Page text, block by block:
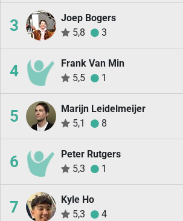
3
Joep Bogers
5,8
3
4
Frank Van Min
5,5
1
5
Marijn Leidelmeijer
5,1
8
6
Peter Rutgers
5,3
1
7
Kyle Ho
5,3
4